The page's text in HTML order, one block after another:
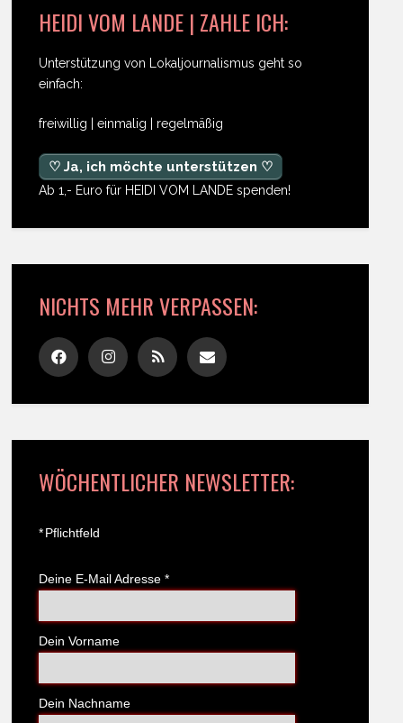
HEIDI VOM LANDE | ZAHLE ICH:
Unterstützung von Lokaljournalismus geht so
einfach:
freiwillig | einmalig | regelmäßig
♡ Ja, ich möchte unterstützen ♡
Ab 1,- Euro für HEIDI VOM LANDE spenden!
NICHTS MEHR VERPASSEN:
WÖCHENTLICHER NEWSLETTER:
*Pflichtfeld
Deine E-Mail Adresse *
Dein Vorname
Dein Nachname